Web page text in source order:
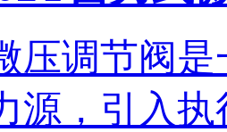
压调节阀
源，引入